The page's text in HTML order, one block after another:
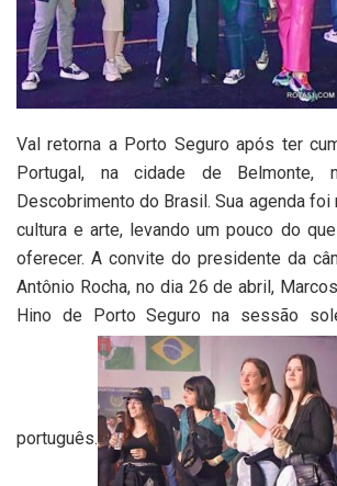
Val retorna a Porto Seguro após ter
Portugal, na cidade de Belmonte,
Descobrimento do Brasil. Sua agenda foi
cultura e arte, levando um pouco do
oferecer. A convite do presidente da
Antônio Rocha, no dia 26 de abril,
Hino de Porto Seguro na sessão
português.